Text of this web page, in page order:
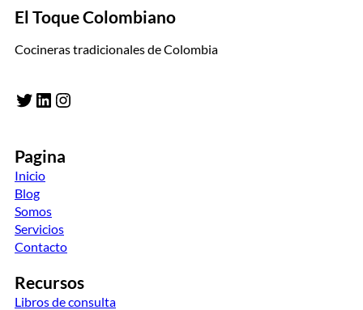
El Toque Colombiano
Cocineras tradicionales de Colombia
Twitter LinkedIn Instagram
Pagina
Inicio
Blog
Somos
Servicios
Contacto
Recursos
Libros de consulta